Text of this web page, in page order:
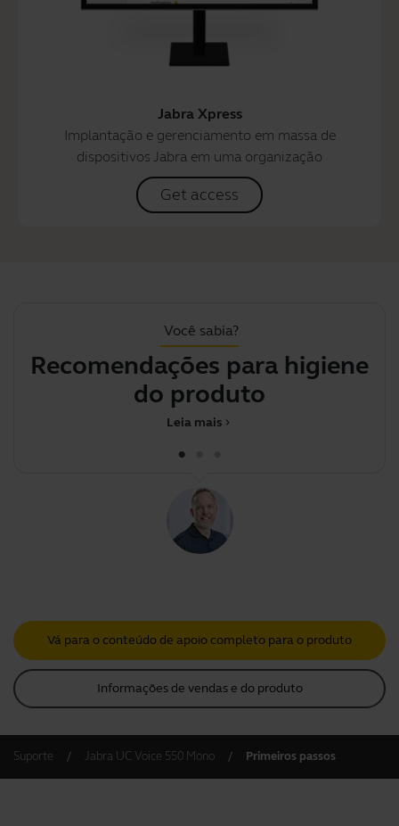
Jabra Xpress
Implantação e gerenciamento em massa de
dispositivos Jabra em uma organização
Get access
Você sabia?
Recomendações para higiene
do produto
chevron_right
Leia mais
Vá para o conteúdo de apoio completo para o produto
Informações de vendas e do produto
Suporte Jabra UC Voice 550 Mono Primeiros passos